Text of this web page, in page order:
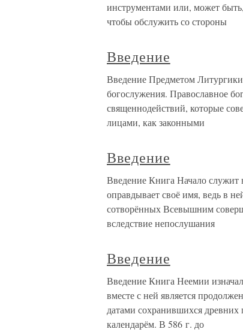
инструментами или, может
чтобы обслужить со стороны
Введение
Введение Предметом Литургики
богослужения. Православное
священнодействий, которые
лицами, как законными
Введение
Введение Книга Начало
оправдывает своё имя, ведь в
сотворённых Всевышним
вследствие непослушания
Введение
Введение Книга Неемии
вместе с ней является
датами сохранившихся
календарём. В 586 г. до